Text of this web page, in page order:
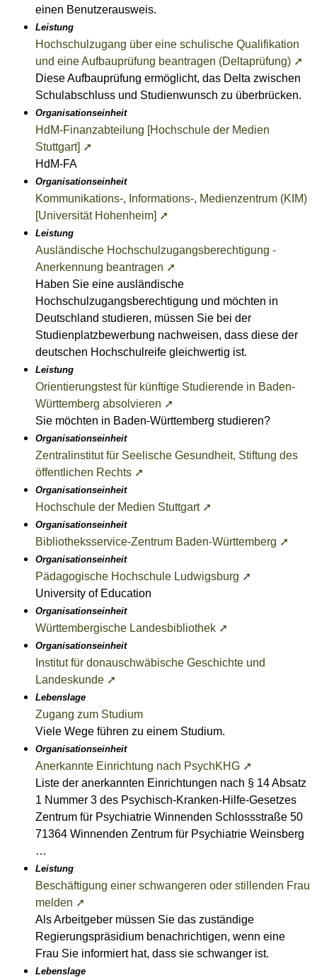
einen Benutzerausweis.
Leistung
Hochschulzugang über eine schulische Qualifikation
und eine Aufbauprüfung beantragen (Deltaprüfung) ➚
Diese Aufbauprüfung ermöglicht, das Delta zwischen
Schulabschluss und Studienwunsch zu überbrücken.
Organisationseinheit
HdM-Finanzabteilung [Hochschule der Medien
Stuttgart] ➚
HdM-FA
Organisationseinheit
Kommunikations-, Informations-, Medienzentrum (KIM)
[Universität Hohenheim] ➚
Leistung
Ausländische Hochschulzugangsberechtigung -
Anerkennung beantragen ➚
Haben Sie eine ausländische
Hochschulzugangsberechtigung und möchten in
Deutschland studieren, müssen Sie bei der
Studienplatzbewerbung nachweisen, dass diese der
deutschen Hochschulreife gleichwertig ist.
Leistung
Orientierungstest für künftige Studierende in Baden-
Württemberg absolvieren ➚
Sie möchten in Baden-Württemberg studieren?
Organisationseinheit
Zentralinstitut für Seelische Gesundheit, Stiftung des
öffentlichen Rechts ➚
Organisationseinheit
Hochschule der Medien Stuttgart ➚
Organisationseinheit
Bibliotheksservice-Zentrum Baden-Württemberg ➚
Organisationseinheit
Pädagogische Hochschule Ludwigsburg ➚
University of Education
Organisationseinheit
Württembergische Landesbibliothek ➚
Organisationseinheit
Institut für donauschwäbische Geschichte und
Landeskunde ➚
Lebenslage
Zugang zum Studium
Viele Wege führen zu einem Studium.
Organisationseinheit
Anerkannte Einrichtung nach PsychKHG ➚
Liste der anerkannten Einrichtungen nach § 14 Absatz
1 Nummer 3 des Psychisch-Kranken-Hilfe-Gesetzes
Zentrum für Psychiatrie Winnenden Schlossstraße 50
71364 Winnenden Zentrum für Psychiatrie Weinsberg
…
Leistung
Beschäftigung einer schwangeren oder stillenden Frau
melden ➚
Als Arbeitgeber müssen Sie das zuständige
Regierungspräsidium benachrichtigen, wenn eine
Frau Sie informiert hat, dass sie schwanger ist.
Lebenslage